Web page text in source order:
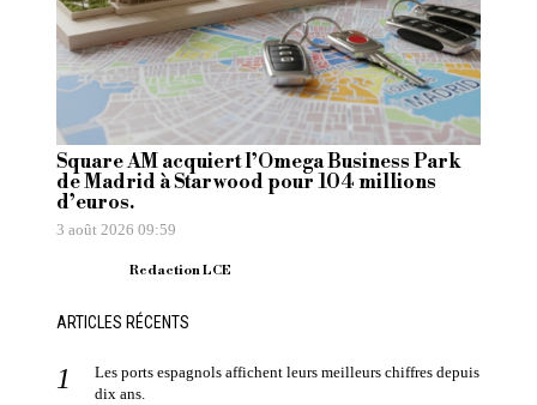
Square AM acquiert l’Omega Business Park
de Madrid à Starwood pour 104 millions
d’euros.
3 août 2026 09:59
Redaction LCE
ARTICLES RÉCENTS
Les ports espagnols affichent leurs meilleurs chiffres depuis
dix ans.